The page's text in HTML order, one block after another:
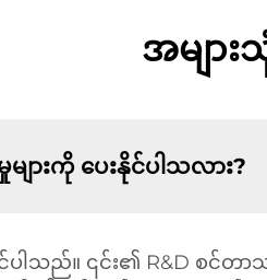
အများ
ျားကို ပေးနိုင်ပါသလား?
င်ပါသည်။ ၎င်း၏ R&D